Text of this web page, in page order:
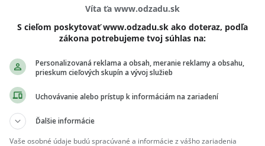
Vittekovou
, no situácia sa neskôr zmenila. Z ničoho nič sa
v online priestore –
boli napríklad aj na spoločnom výlete
. Napriek tomu sa na verejnosti neobjavili
ti nič neutečie! 💌
Víta ťa www.odzadu.sk
S cieľom poskytovať www.odzadu.sk ako doteraz, podľa
zákona potrebujeme tvoj súhlas na:
Personalizovaná reklama a obsah, meranie reklamy a obsahu,
prieskum cieľových skupín a vývoj služieb
Uchovávanie alebo prístup k informáciám na zariadení
Ďalšie informácie
Vaše osobné údaje budú spracúvané a informácie z vášho zariadenia